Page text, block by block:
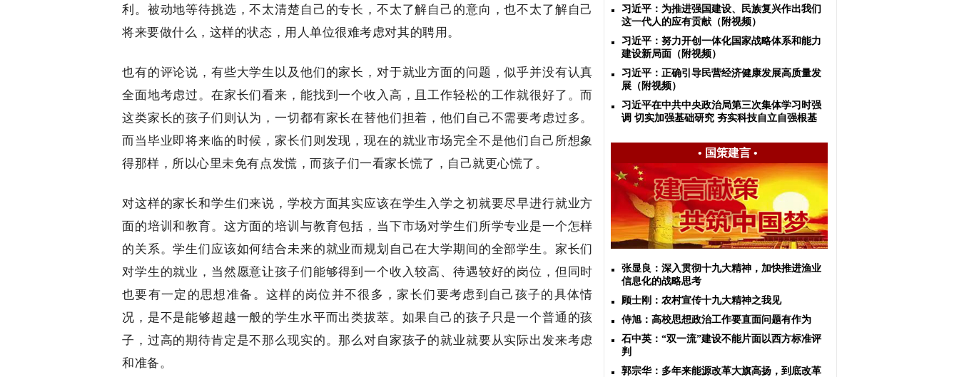
利。被动地等待挑选，不太清楚自己的专长，不太了解自己的意向，也不太了解自己
将来要做什么，这样的状态，用人单位很难考虑对其的聘用。
也有的评论说，有些大学生以及他们的家长，对于就业方面的问题，似乎并没有认真
全面地考虑过。在家长们看来，能找到一个收入高，且工作轻松的工作就很好了。而
这类家长的孩子们则认为，一切都有家长在替他们担着，他们自己不需要考虑过多。
而当毕业即将来临的时候，家长们则发现，现在的就业市场完全不是他们自己所想象
得那样，所以心里未免有点发慌，而孩子们一看家长慌了，自己就更心慌了。
对这样的家长和学生们来说，学校方面其实应该在学生入学之初就要尽早进行就业方
面的培训和教育。这方面的培训与教育包括，当下市场对学生们所学专业是一个怎样
的关系。学生们应该如何结合未来的就业而规划自己在大学期间的全部学生。家长们
对学生的就业，当然愿意让孩子们能够得到一个收入较高、待遇较好的岗位，但同时
也要有一定的思想准备。这样的岗位并不很多，家长们要考虑到自己孩子的具体情
况，是不是能够超越一般的学生水平而出类拔萃。如果自己的孩子只是一个普通的孩
子，过高的期待肯定是不那么现实的。那么对自家孩子的就业就要从实际出发来考虑
和准备。
习近平：为推进强国建设、民族复兴作出我们
这一代人的应有贡献（附视频）
习近平：努力开创一体化国家战略体系和能力
建设新局面（附视频）
习近平：正确引导民营经济健康发展高质量发
展（附视频）
习近平在中共中央政治局第三次集体学习时强
调 切实加强基础研究 夯实科技自立自强根基
• 国策建言•
张显良：深入贯彻十九大精神，加快推进渔业
信息化的战略思考
顾士刚：农村宣传十九大精神之我见
侍旭：高校思想政治工作要直面问题有作为
石中英：“双一流”建设不能片面以西方标准评
判
郭宗华：多年来能源改革大旗高扬，到底改革